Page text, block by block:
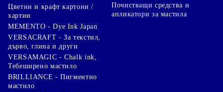
Цветни и крафт картони /
хартии
Почистващи средства и
апликатори за мастила
MEMENTO - Dye Ink Japan
VERSACRAFT - За текстил,
дърво, глина и други
VERSAMAGIC - Chalk ink,
Тебеширено мастило
BRILLIANCE - Пигментно
мастило